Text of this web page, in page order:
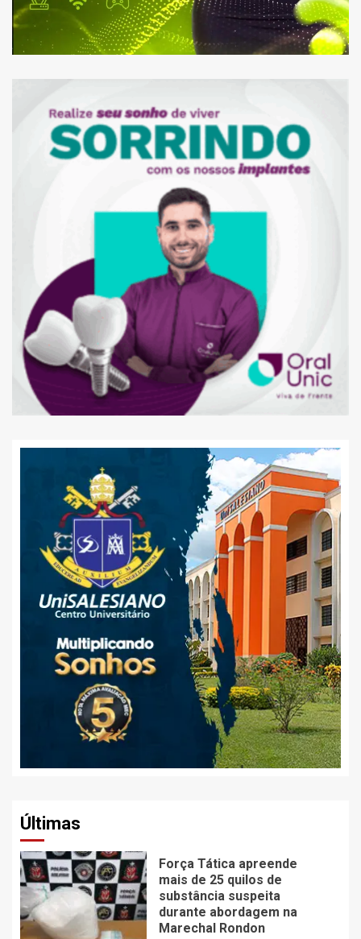
Últimas
Força Tática apreende
mais de 25 quilos de
substância suspeita
durante abordagem na
Marechal Rondon